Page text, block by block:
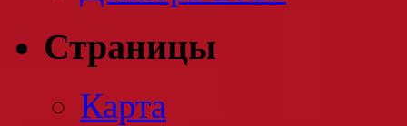
Страницы
Карта